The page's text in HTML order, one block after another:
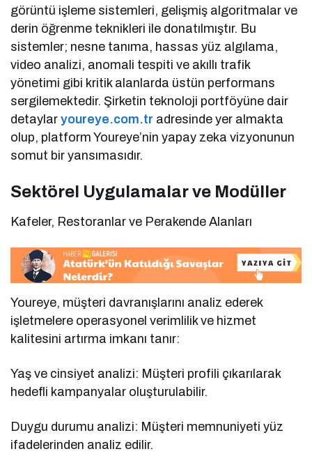
görüntü işleme sistemleri, gelişmiş algoritmalar ve
derin öğrenme teknikleri ile donatılmıştır. Bu
sistemler; nesne tanıma, hassas yüz algılama,
video analizi, anomali tespiti ve akıllı trafik
yönetimi gibi kritik alanlarda üstün performans
sergilemektedir. Şirketin teknoloji portföyüne dair
detaylaryoureye.com.tr adresinde yer almakta
olup, platform Youreye’nin yapay zeka vizyonunun
somut bir yansımasıdır.
Sektörel Uygulamalar ve Modüller
Kafeler, Restoranlar ve Perakende Alanları
Youreye, müşteri davranışlarını analiz ederek
işletmelere operasyonel verimlilik ve hizmet
kalitesini artırma imkanı tanır:
Yaş ve cinsiyet analizi: Müşteri profili çıkarılarak
hedefli kampanyalar oluşturulabilir.
Duygu durumu analizi: Müşteri memnuniyeti yüz
ifadelerinden analiz edilir.